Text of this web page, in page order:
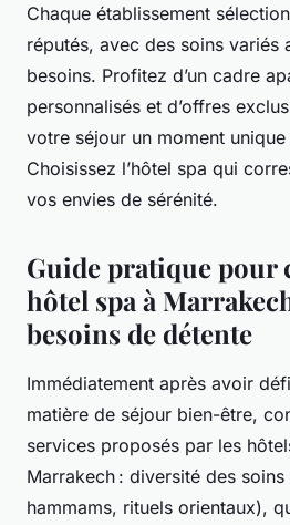
Chaque établissement
réputés, avec des soins variés
besoins. Profitez d’un cadre
personnalisés et d’offres
votre séjour un moment
Choisissez l’hôtel spa qui
vos envies de sérénité.
Guide pratique pour
hôtel spa à
besoins de détente
Immédiatement après avoir
matière de séjour bien-être,
services proposés par les
Marrakech : diversité des soins
hammams, rituels orientaux),